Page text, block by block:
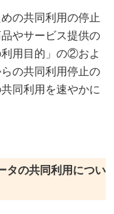
の共同利用の停止
やサービス提供の
用目的」の②およ
の共同利用停止の
同利用を速やかに
タの共同利用につい